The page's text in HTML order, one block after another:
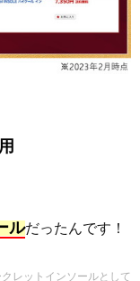
ルだったんです！
レットインソールとして